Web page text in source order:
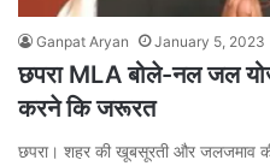
Ganpat Aryan January 5, 2023
छपरा MLA बोले-नल जल
करने कि जरूरत
छपरा। शहर की खूबसूरती और जलजमाव